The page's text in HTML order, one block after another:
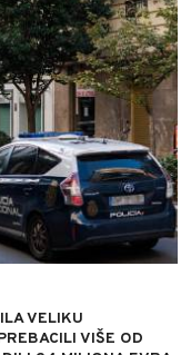
VELIKU
VIŠE OD